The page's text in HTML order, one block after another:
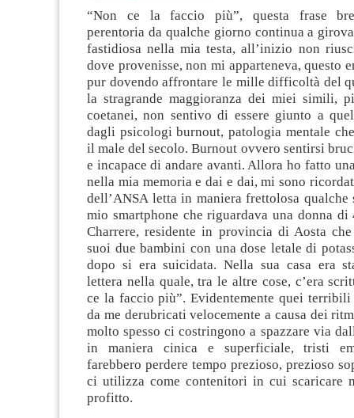
“Non ce la faccio più”, questa frase
perentoria da qualche giorno continua a
fastidiosa nella mia testa, all’inizio non
dove provenisse, non mi apparteneva, questo
pur dovendo affrontare le mille difficoltà del
la stragrande maggioranza dei miei simili,
coetanei, non sentivo di essere giunto a
dagli psicologi burnout, patologia mentale
il male del secolo. Burnout ovvero sentirsi
e incapace di andare avanti. Allora ho fatto
nella mia memoria e dai e dai, mi sono
dell’ANSA letta in maniera frettolosa qualche
mio smartphone che riguardava una donna
Charrere, residente in provincia di Aosta
suoi due bambini con una dose letale di
dopo si era suicidata. Nella sua casa era
lettera nella quale, tra le altre cose, c’era
ce la faccio più”. Evidentemente quei
da me derubricati velocemente a causa dei
molto spesso ci costringono a spazzare via
in maniera cinica e superficiale, tristi
farebbero perdere tempo prezioso, prezioso
ci utilizza come contenitori in cui scaricare
profitto.